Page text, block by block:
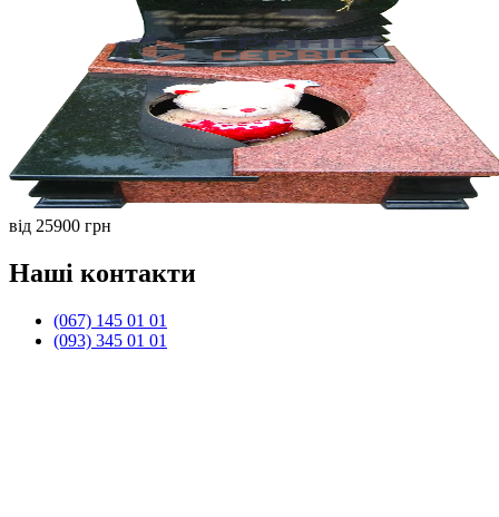
від 25900 грн
Наші контакти
(067) 145 01 01
(093) 345 01 01